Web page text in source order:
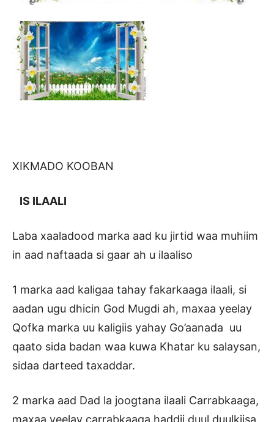
XIKMADO KOOBAN
IS ILAALI
Laba xaaladood marka aad ku jirtid waa muhiim
in aad naftaada si gaar ah u ilaaliso
1 marka aad kaligaa tahay fakarkaaga ilaali, si
aadan ugu dhicin God Mugdi ah, maxaa yeelay
Qofka marka uu kaligiis yahay Go’aanada uu
qaato sida badan waa kuwa Khatar ku salaysan,
sidaa darteed taxaddar.
2 marka aad Dad la joogtana ilaali Carrabkaaga,
maxaa yeelay carrabkaaga haddii duul duulkiisa